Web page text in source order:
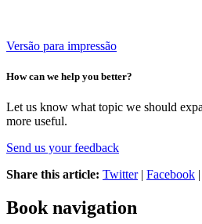
Versão para impressão
How can we help you better?
Let us know what topic we should
more useful.
Send us your feedback
Share this article: Twitter| Facebook |
Book navigation